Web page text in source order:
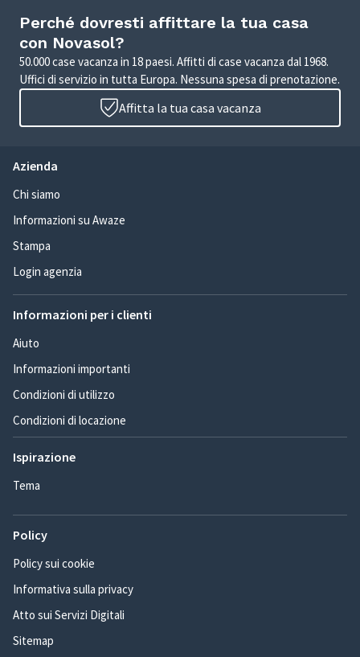
Perché dovresti affittare la tua casa
con Novasol?
50.000 case vacanza in 18 paesi. Affitti di case vacanza dal 1968.
Uffici di servizio in tutta Europa. Nessuna spesa di prenotazione.
Affitta la tua casa vacanza
Azienda
Chi siamo
Informazioni su Awaze
Stampa
Login agenzia
Informazioni per i clienti
Aiuto
Informazioni importanti
Condizioni di utilizzo
Condizioni di locazione
Ispirazione
Tema
Policy
Policy sui cookie
Informativa sulla privacy
Atto sui Servizi Digitali
Sitemap